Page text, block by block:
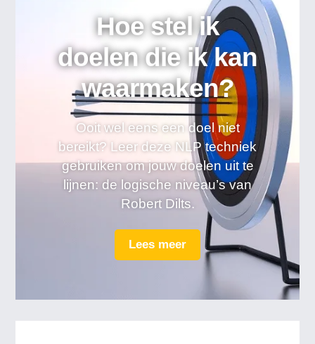
Hoe stel ik
doelen die ik kan
waarmaken?
Ooit wel eens een doel niet
bereikt? Leer deze NLP techniek
gebruiken om jouw doelen uit te
lijnen: de logische niveau’s van
Robert Dilts.
Lees meer